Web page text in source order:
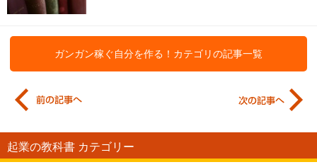
ガンガン稼ぐ自分を作る！ カテゴリの記事一覧
起業の教科書 カテゴリー